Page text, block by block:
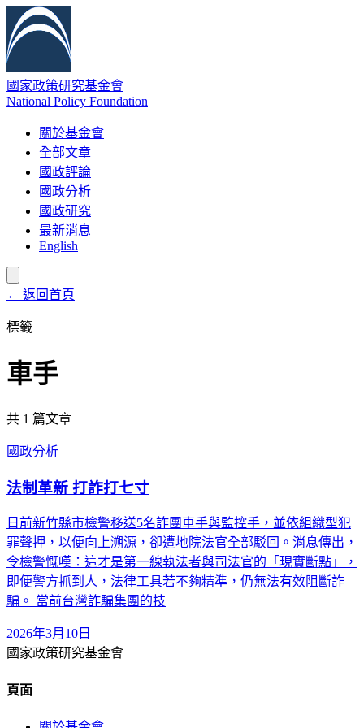
國家政策研究基金會
National Policy Foundation
關於基金會
全部文章
國政評論
國政分析
國政研究
最新消息
English
← 返回首頁
標籤
車手
共 1 篇文章
國政分析
法制革新 打詐打七寸
日前新竹縣市檢警移送5名詐團車手與監控手，並依組織型犯
罪聲押，以便向上溯源，卻遭地院法官全部駁回。消息傳出，
令檢警慨嘆：這才是第一線執法者與司法官的「現實斷點」，
即便警方抓到人，法律工具若不夠精準，仍無法有效阻斷詐
騙。 當前台灣詐騙集團的技
2026年3月10日
國家政策研究基金會
頁面